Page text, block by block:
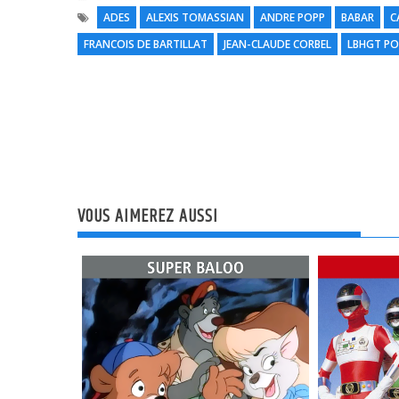
ADES
ALEXIS TOMASSIAN ANDRE POPP BABAR
FRANCOIS DE BARTILLAT
JEAN-CLAUDE CORBEL LBHGT
VOUS AIMEREZ AUSSI